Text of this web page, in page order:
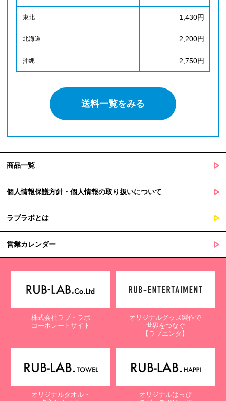
東北 1,430円
北海道 2,200円
沖縄 2,750円
送料一覧をみる
商品一覧
個人情報保護方針・個人情報の取り扱いについて
ラブラボとは
営業カレンダー
株式会社ラブ・ラボ
コーポレートサイト
オリジナルグッズ製作で
世界をつなぐ
【ラブエンタ】
オリジナルタオル・
オリジナルはっぴ